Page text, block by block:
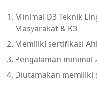
Minimal D3 Teknik
Masyarakat & K3
Memiliki sertifikasi
Pengalaman minimal
Diutamakan memiliki